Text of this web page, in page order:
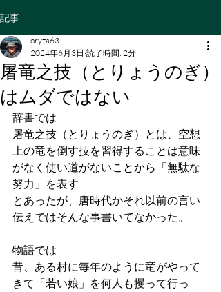
記事
屠竜之技（とりょうのぎ）
はムダではない
oryza63
2024年6月3日 読了時間: 2分
辞書では
屠竜之技（とりょうのぎ）とは、空想
上の竜を倒す技を習得することは意味
がなく使い道がないことから「無駄な
努力」を表す
とあったが、唐時代かそれ以前の言い
伝えではそんな事書いてなかった。
物語では
昔、ある村に毎年のように竜がやって
きて「若い娘」を何人も攫って行っ